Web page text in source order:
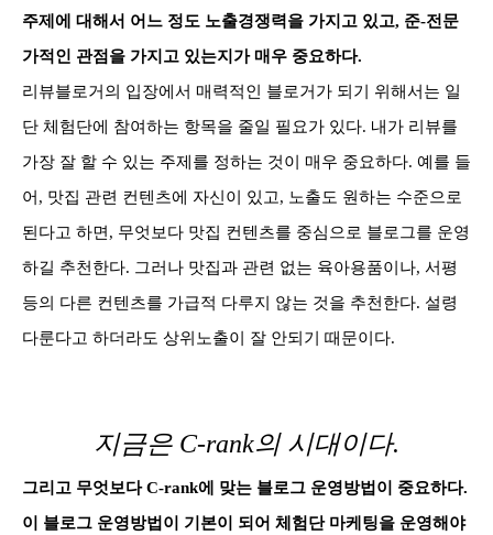
주제에 대해서 어느 정도 노출경쟁력을 가지고 있고, 준-전문
가적인 관점을 가지고 있는지가 매우 중요하다.
리뷰블로거의 입장에서 매력적인 블로거가 되기 위해서는 일
단 체험단에 참여하는 항목을 줄일 필요가 있다. 내가 리뷰를
가장 잘 할 수 있는 주제를 정하는 것이 매우 중요하다. 예를 들
어, 맛집 관련 컨텐츠에 자신이 있고, 노출도 원하는 수준으로
된다고 하면, 무엇보다 맛집 컨텐츠를 중심으로 블로그를 운영
하길 추천한다. 그러나 맛집과 관련 없는 육아용품이나, 서평
등의 다른 컨텐츠를 가급적 다루지 않는 것을 추천한다. 설령
다룬다고 하더라도 상위노출이 잘 안되기 때문이다.
지금은 C-rank의 시대이다.
그리고 무엇보다 C-rank에 맞는 블로그 운영방법이 중요하다.
이 블로그 운영방법이 기본이 되어 체험단 마케팅을 운영해야